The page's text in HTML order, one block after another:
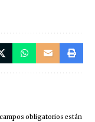
obligatorios están